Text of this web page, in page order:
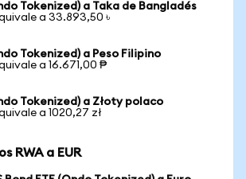
Tokenized) a Taka de Bangladés
a 33.893,50 ৳
Tokenized) a Peso Filipino
a 16.671,00 ₱
Tokenized) a Złoty polaco
a 1020,27 zł
RWA a EUR